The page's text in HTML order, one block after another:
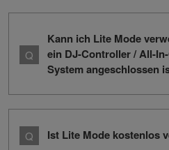
Kann ich Lite Mode
ein DJ-Controller / All-
System angeschlossen
Ist Lite Mode kostenlos